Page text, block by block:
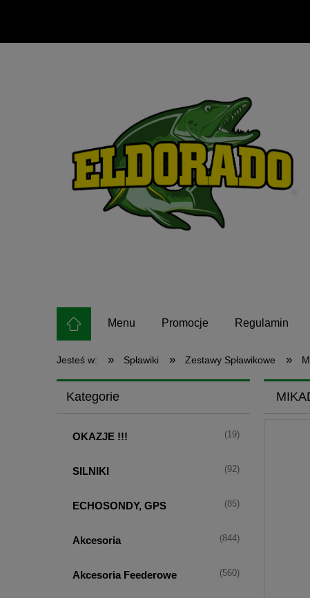
Menu Promocje Regulamin
Jesteś w: » Spławiki » Zestawy Spławikowe »
Kategorie
OKAZJE !!! (19)
SILNIKI (92)
ECHOSONDY, GPS (85)
Akcesoria (844)
Akcesoria Feederowe (560)